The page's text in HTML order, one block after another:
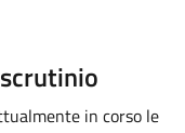
in corso le